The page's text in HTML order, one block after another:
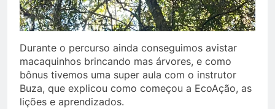
Durante o percurso ainda conseguimos avistar
macaquinhos brincando mas árvores, e como
bônus tivemos uma super aula com o instrutor
Buza, que explicou como começou a EcoAção, as
lições e aprendizados.